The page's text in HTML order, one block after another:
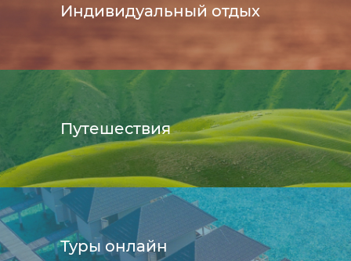
Индивидуальный отдых
Путешествия
Туры онлайн